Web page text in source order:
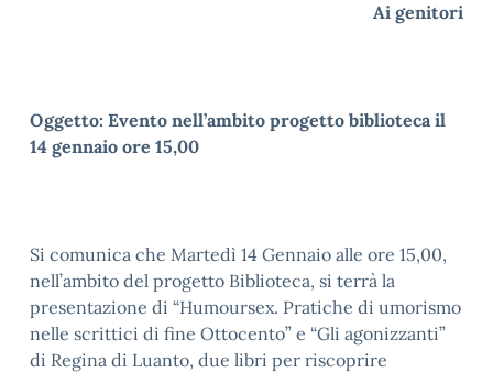
Ai genitori
Oggetto: Evento nell’ambito progetto biblioteca il
14 gennaio ore 15,00
Si comunica che Martedì 14 Gennaio alle ore 15,00,
nell’ambito del progetto Biblioteca, si terrà la
presentazione di “Humoursex. Pratiche di umorismo
nelle scrittici di fine Ottocento” e “Gli agonizzanti”
di Regina di Luanto, due libri per riscoprire